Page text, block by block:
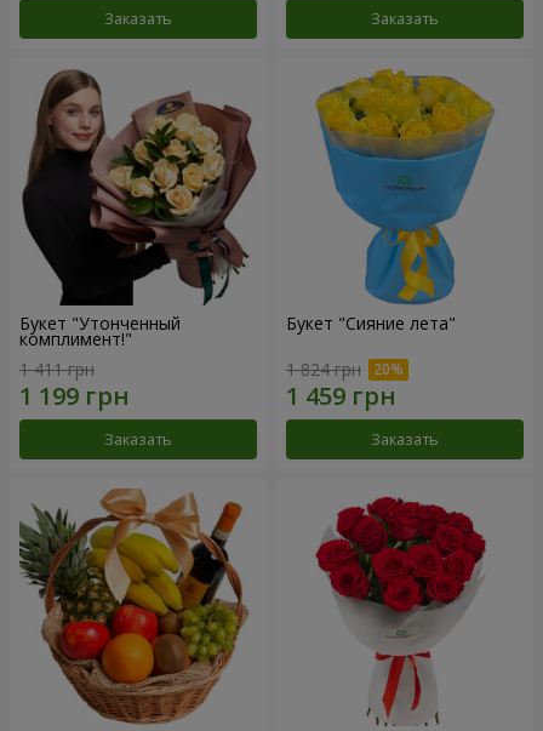
Заказать Заказать
Букет "Утонченный
комплимент!"
1 411 грн
Заказать
Букет "Сияние лета"
1 824 грн
Заказать